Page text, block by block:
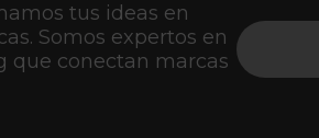
tus ideas en
Somos expertos en
que conectan marcas